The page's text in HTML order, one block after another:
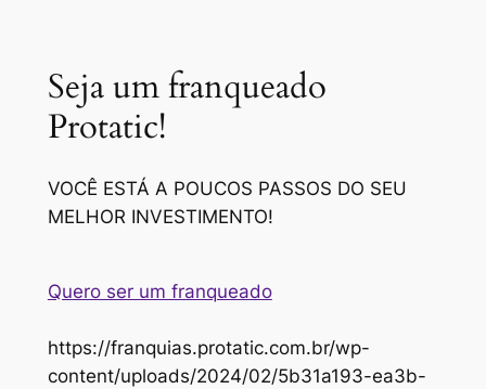
Seja um franqueado
Protatic!
VOCÊ ESTÁ A POUCOS PASSOS DO SEU
MELHOR INVESTIMENTO!
Quero ser um franqueado
https://franquias.protatic.com.br/wp-
content/uploads/2024/02/5b31a193-ea3b-